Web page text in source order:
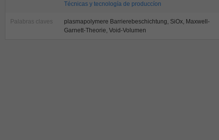
Técnicas y tecnología de produccíon
Palabras claves
plasmapolymere Barrierebeschichtung, SiOx, Maxwell-
Garnett-Theorie, Void-Volumen